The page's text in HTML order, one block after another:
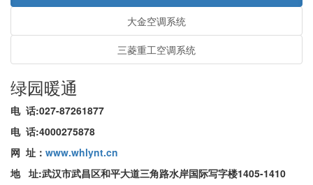
大金空调系统
三菱重工空调系统
绿园暖通
电 话:027-87261877
电 话:4000275878
网 址 ： www.whlynt.cn
地 址:武汉市武昌区和平大道三角路水岸国际写字楼1405-1410